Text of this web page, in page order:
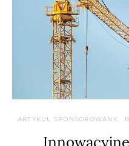
ARTYKUŁ SPONSOROWANY